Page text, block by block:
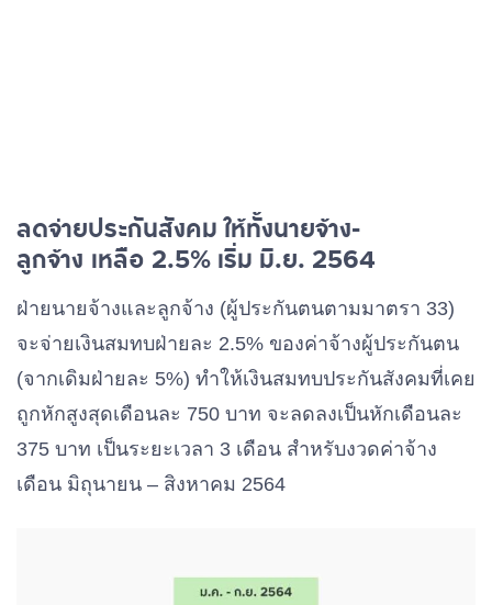
ลดจ่ายประกันสังคม ให้ทั้งนายจ้าง-
ลูกจ้าง เหลือ 2.5% เริ่ม มิ.ย. 2564
ฝ่ายนายจ้างและลูกจ้าง (ผู้ประกันตนตามมาตรา 33)
จะจ่ายเงินสมทบฝ่ายละ 2.5% ของค่าจ้างผู้ประกันตน
(จากเดิมฝ่ายละ 5%) ทำให้เงินสมทบประกันสังคมที่เคย
ถูกหักสูงสุดเดือนละ 750 บาท จะลดลงเป็นหักเดือนละ
375 บาท เป็นระยะเวลา 3 เดือน สำหรับงวดค่าจ้าง
เดือน มิถุนายน – สิงหาคม 2564